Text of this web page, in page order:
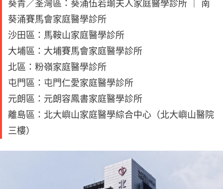
葵青／荃灣區：葵涌伍若瑜夫人家庭醫學診所 ｜ 南
葵涌賽馬會家庭醫學診所
沙田區：馬鞍山家庭醫學診所
大埔區：大埔賽馬會家庭醫學診所
北區：粉嶺家庭醫學診所
屯門區：屯門仁愛家庭醫學診所
元朗區：元朗容鳳書家庭醫學診所
離島區：北大嶼山家庭醫學綜合中心（北大嶼山醫院
三樓）